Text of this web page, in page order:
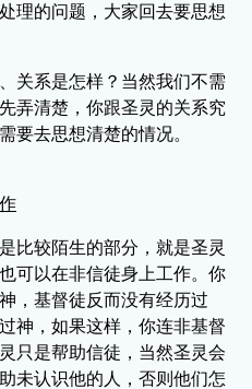
理的问题，大家回去要思想
关系是怎样？当然我们不需
弄清楚，你跟圣灵的关系究
要去思想清楚的情况。
比较陌生的部分，就是圣灵
可以在非信徒身上工作。你
，基督徒反而没有经历过
神，如果这样，你连非基督
只是帮助信徒，当然圣灵会
未认识他的人，否则他们怎